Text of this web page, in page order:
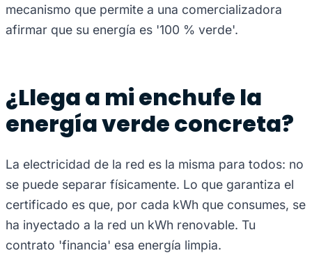
mecanismo que permite a una comercializadora
afirmar que su energía es '100 % verde'.
¿Llega a mi enchufe la
energía verde concreta?
La electricidad de la red es la misma para todos: no
se puede separar físicamente. Lo que garantiza el
certificado es que, por cada kWh que consumes, se
ha inyectado a la red un kWh renovable. Tu
contrato 'financia' esa energía limpia.